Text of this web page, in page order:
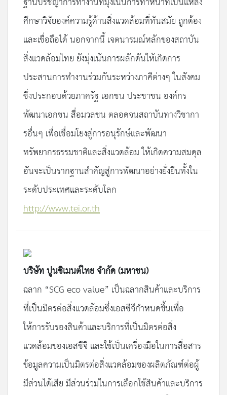
ศึกษาวิจัยองค์ความรู้ด้านสิ่งแวดล้อมที่ทันสมัย ถูกต้อง
และเชื่อถือได้ นอกจากนี้ เจตนารมณ์หลักของสถาบัน
สิ่งแวดล้อมไทย ยังมุ่งเน้นการผลักดันให้เกิดการ
ประสานการทำงานร่วมกันระหว่างภาคีต่างๆ ในสังคม
ซึ่งประกอบด้วยภาครัฐ เอกชน ประชาชน องค์กร
พัฒนาเอกชน สื่อมวลชน ตลอดจนสถาบันทางวิชากา
รอื่นๆ เพื่อเชื่อมโยงสู่การอนุรักษ์และพัฒนา
ทรัพยากรธรรมชาติและสิ่งแวดล้อม ให้เกิดความสมดุล
อันจะเป็นรากฐานสำคัญสู่การพัฒนาอย่างยั่งยืนทั้งใน
ระดับประเทศและระดับโลก
http://www.tei.or.th
บริษัท ปูนซิเมนต์ไทย จำกัด (มหาชน)
ฉลาก “SCG eco value” เป็นฉลากสินค้าและบริการ
ที่เป็นมิตรต่อสิ่งแวดล้อมซึ่งเอสซีจีกำหนดขึ้นเพื่อ
ให้การรับรองสินค้าและบริการที่เป็นมิตรต่อสิ่ง
แวดล้อมของเอสซีจี และใช้เป็นเครื่องมือในการสื่อสาร
ข้อมูลความเป็นมิตรต่อสิ่งแวดล้อมของผลิตภัณฑ์ต่อผู้
มีส่วนได้เสีย มีส่วนร่วมในการเลือกใช้สินค้าและบริการ